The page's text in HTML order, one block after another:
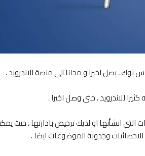
للاندرويد ، حتى وصل اخيرا .
انشأتها او لديك ترخيص بادارتها ، حيث
وجدولة الموضوعات ايضا .